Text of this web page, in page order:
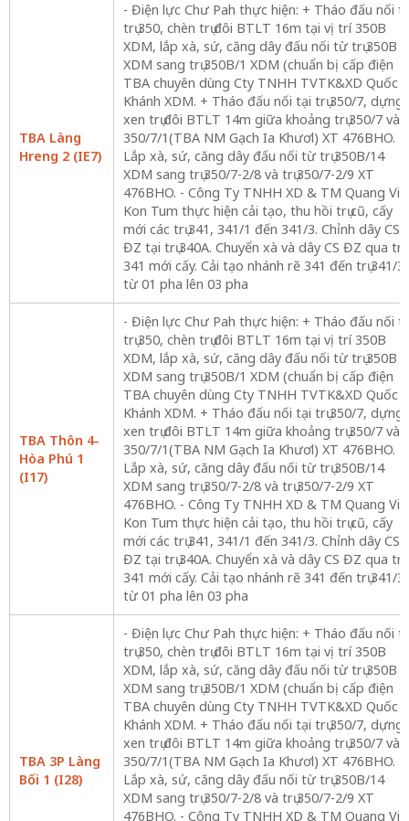
TBA Làng
Hreng 2 (IE7)
- Điện lực Chư Pah thực hiện: + Tháo đấu nối
trụ 350, chèn trụ đôi BTLT 16m tại vị trí 350B
XDM, lắp xà, sứ, căng dây đấu nối từ trụ 350B
XDM sang trụ 350B/1 XDM (chuẩn bị cấp điện
TBA chuyên dùng Cty TNHH TVTK&XD Quốc
Khánh XDM. + Tháo đấu nối tại trụ 350/7, dựng
xen trụ đôi BTLT 14m giữa khoảng trụ 350/7 và
350/7/1(TBA NM Gạch Ia Khươl) XT 476BHO. +
Lắp xà, sứ, căng dây đấu nối từ trụ 350B/14
XDM sang trụ 350/7-2/8 và trụ 350/7-2/9 XT
476BHO. - Công Ty TNHH XD & TM Quang
Kon Tum thực hiện cải tạo, thu hồi trụ cũ, cấy
mới các trụ 341, 341/1 đến 341/3. Chỉnh dây CS
ĐZ tại trụ 340A. Chuyển xà và dây CS ĐZ qua trụ
341 mới cấy. Cải tạo nhánh rẽ 341 đến trụ 341/3
từ 01 pha lên 03 pha
TBA Thôn 4-
Hòa Phú 1
(I17)
- Điện lực Chư Pah thực hiện: + Tháo đấu nối
trụ 350, chèn trụ đôi BTLT 16m tại vị trí 350B
XDM, lắp xà, sứ, căng dây đấu nối từ trụ 350B
XDM sang trụ 350B/1 XDM (chuẩn bị cấp điện
TBA chuyên dùng Cty TNHH TVTK&XD Quốc
Khánh XDM. + Tháo đấu nối tại trụ 350/7, dựng
xen trụ đôi BTLT 14m giữa khoảng trụ 350/7 và
350/7/1(TBA NM Gạch Ia Khươl) XT 476BHO. +
Lắp xà, sứ, căng dây đấu nối từ trụ 350B/14
XDM sang trụ 350/7-2/8 và trụ 350/7-2/9 XT
476BHO. - Công Ty TNHH XD & TM Quang
Kon Tum thực hiện cải tạo, thu hồi trụ cũ, cấy
mới các trụ 341, 341/1 đến 341/3. Chỉnh dây CS
ĐZ tại trụ 340A. Chuyển xà và dây CS ĐZ qua trụ
341 mới cấy. Cải tạo nhánh rẽ 341 đến trụ 341/3
từ 01 pha lên 03 pha
TBA 3P Làng
Bối 1 (I28)
- Điện lực Chư Pah thực hiện: + Tháo đấu nối
trụ 350, chèn trụ đôi BTLT 16m tại vị trí 350B
XDM, lắp xà, sứ, căng dây đấu nối từ trụ 350B
XDM sang trụ 350B/1 XDM (chuẩn bị cấp điện
TBA chuyên dùng Cty TNHH TVTK&XD Quốc
Khánh XDM. + Tháo đấu nối tại trụ 350/7, dựng
xen trụ đôi BTLT 14m giữa khoảng trụ 350/7 và
350/7/1(TBA NM Gạch Ia Khươl) XT 476BHO. +
Lắp xà, sứ, căng dây đấu nối từ trụ 350B/14
XDM sang trụ 350/7-2/8 và trụ 350/7-2/9 XT
476BHO. - Công Ty TNHH XD & TM Quang